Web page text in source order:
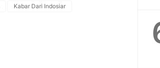
Kabar Dari Indosiar